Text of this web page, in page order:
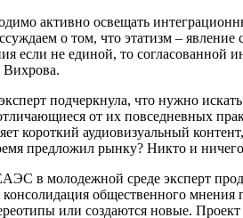
активно освещать
о том, что этатизм – явление
если не единой, то
Вихрова.
подчеркнула, что нужно
от их повседневных
короткий аудиовизуальный
предложил рынку? Никто и
в молодежной среде эксперт
общественного
или создаются новые.